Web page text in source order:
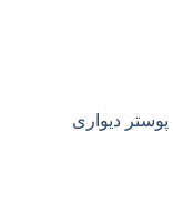
پوستر دیواری